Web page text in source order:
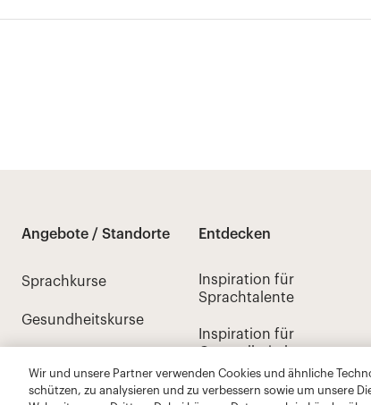
Wir und unsere Partner verwenden Cookies und ähnliche
schützen, zu analysieren und zu verbessern sowie um unsere